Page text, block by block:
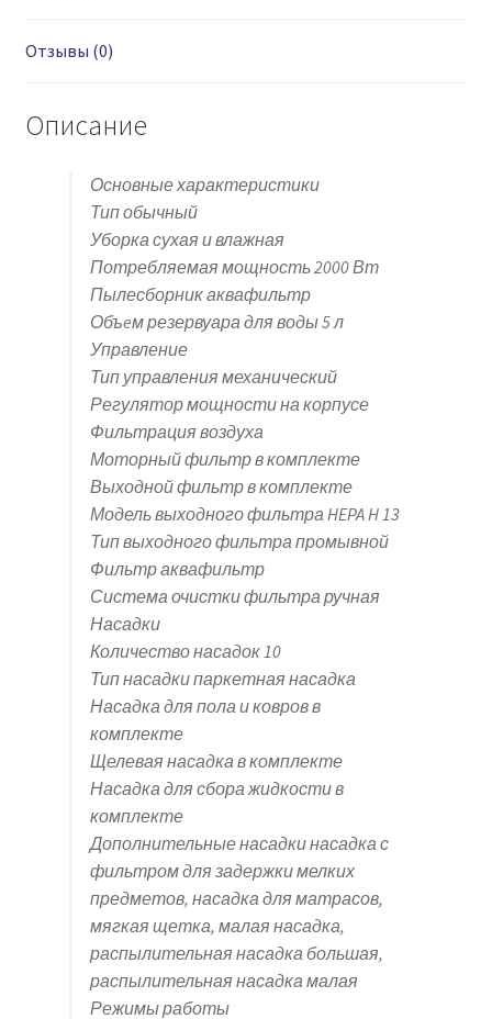
Отзывы (0)
Описание
Основные характеристики
Тип обычный
Уборка сухая и влажная
Потребляемая мощность 2000 Вт
Пылесборник аквафильтр
Объeм резервуара для воды 5 л
Управление
Тип управления механический
Регулятор мощности на корпусе
Фильтрация воздуха
Моторный фильтр в комплекте
Выходной фильтр в комплекте
Модель выходного фильтра HEPA H 13
Тип выходного фильтра промывной
Фильтр аквафильтр
Система очистки фильтра ручная
Насадки
Количество насадок 10
Тип насадки паркетная насадка
Насадка для пола и ковров в
комплекте
Щелевая насадка в комплекте
Насадка для сбора жидкости в
комплекте
Дополнительные насадки насадка с
фильтром для задержки мелких
предметов, насадка для матрасов,
мягкая щетка, малая насадка,
распылительная насадка большая,
распылительная насадка малая
Режимы работы